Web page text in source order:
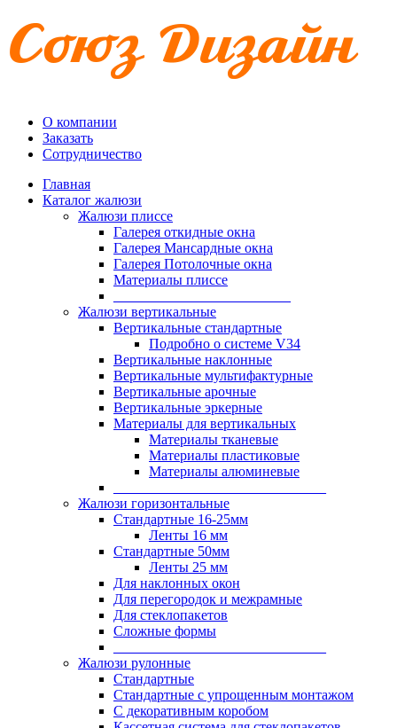
О компании
Заказать
Сотрудничество
Главная
Каталог жалюзи
Жалюзи плиссе
Галерея откидные окна
Галерея Мансардные окна
Галерея Потолочные окна
Материалы плиссе
Жалюзи вертикальные
Вертикальные стандартные
Подробно о системе V34
Вертикальные наклонные
Вертикальные мультифактурные
Вертикальные арочные
Вертикальные эркерные
Материалы для вертикальных
Материалы тканевые
Материалы пластиковые
Материалы алюминевые
Жалюзи горизонтальные
Стандартные 16-25мм
Ленты 16 мм
Стандартные 50мм
Ленты 25 мм
Для наклонных окон
Для перегородок и межрамные
Для стеклопакетов
Сложные формы
Жалюзи рулонные
Стандартные
Стандартные с упрощенным монтажом
С декоративным коробом